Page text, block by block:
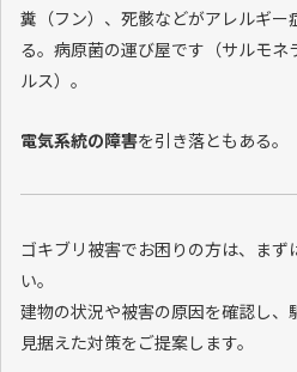
糞（フン）、死骸などがアレルギー
る。病原菌の運び屋です（サルモネ
ルス）。
電気系統の障害を引き落ともある。
ゴキブリ被害でお困りの方は、ま
い。
建物の状況や被害の原因を確認し、
見据えた対策をご提案します。